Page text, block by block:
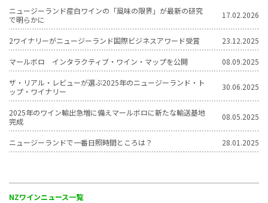
NZワインニュース一覧
ニュージーランド産白ワインの「風味の限界」が最新の研究
で明らかに
17.02.2026
2ワイナリーがニュージーランド国際ビジネスアワード受賞 23.12.2025
マールボロ インタラクティブ・ワイン・マップを公開 08.09.2025
ザ・リアル・レビューが選ぶ2025年のニュージーランド・ト
ップ・ワイナリー
30.06.2025
2025年のワイン輸出急増に備えマールボロに新たな輸送基地
完成
08.05.2025
ニュージーランドで一番日照時間ところは？ 28.01.2025